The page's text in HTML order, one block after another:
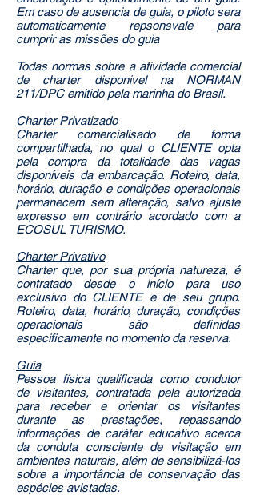
Em caso de ausencia de guia, o piloto sera
automaticamente repsonsvale para
cumprir as missões do guia
Todas normas sobre a atividade comercial
de charter disponivel na NORMAN
211/DPC emitido pela marinha do Brasil.
Charter Privatizado
Charter comercialisado de forma
compartilhada, no qual o CLIENTE opta
pela compra da totalidade das vagas
disponíveis da embarcação. Roteiro, data,
horário, duração e condições operacionais
permanecem sem alteração, salvo ajuste
expresso em contrário acordado com a
ECOSUL TURISMO.
Charter Privativo
Charter que, por sua própria natureza, é
contratado desde o início para uso
exclusivo do CLIENTE e de seu grupo.
Roteiro, data, horário, duração, condições
operacionais são definidas
especificamente no momento da reserva.
Guia
Pessoa física qualificada como condutor
de visitantes, contratada pela autorizada
para receber e orientar os visitantes
durante as prestações, repassando
informações de caráter educativo acerca
da conduta consciente de visitação em
ambientes naturais, além de sensibilizá-los
sobre a importância de conservação das
espécies avistadas.